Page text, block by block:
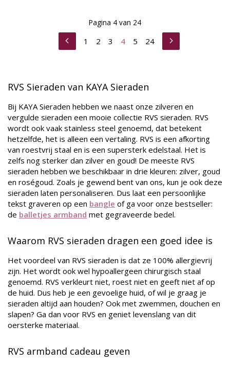
1 2 3 4 5 24
Pagina 4 van 24
RVS Sieraden van KAYA Sieraden
Bij KAYA Sieraden hebben we naast onze zilveren en
vergulde sieraden een mooie collectie RVS sieraden. RVS
wordt ook vaak stainless steel genoemd, dat betekent
hetzelfde, het is alleen een vertaling. RVS is een afkorting
van roestvrij staal en is een supersterk edelstaal. Het is
zelfs nog sterker dan zilver en goud! De meeste RVS
sieraden hebben we beschikbaar in drie kleuren: zilver, goud
en roségoud. Zoals je gewend bent van ons, kun je ook deze
sieraden laten personaliseren. Dus laat een persoonlijke
tekst graveren op een bangle of ga voor onze bestseller:
de balletjes armband met gegraveerde bedel.
Waarom RVS sieraden dragen een goed idee is
Het voordeel van RVS sieraden is dat ze 100% allergievrij
zijn. Het wordt ook wel hypoallergeen chirurgisch staal
genoemd. RVS verkleurt niet, roest niet en geeft niet af op
de huid. Dus heb je een gevoelige huid, of wil je graag je
sieraden altijd aan houden? Ook met zwemmen, douchen en
slapen? Ga dan voor RVS en geniet levenslang van dit
oersterke materiaal.
RVS armband cadeau geven